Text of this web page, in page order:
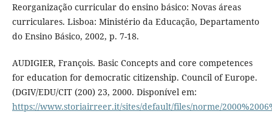
Reorganização curricular do ensino básico: Novas áreas
curriculares. Lisboa: Ministério da Educação, Departamento
do Ensino Básico, 2002, p. 7-18.
AUDIGIER, François. Basic Concepts and core competences
for education for democratic citizenship. Council of Europe.
(DGIV/EDU/CIT (200) 23, 2000. Disponível em:
https://www.storiairreer.it/sites/default/files/norme/